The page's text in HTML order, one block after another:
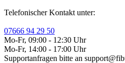
Telefonischer Kontakt unter:
07666 94 29 50
Mo-Fr, 09:00 - 12:30 Uhr
Mo-Fr, 14:00 - 17:00 Uhr
Supportanfragen bitte an